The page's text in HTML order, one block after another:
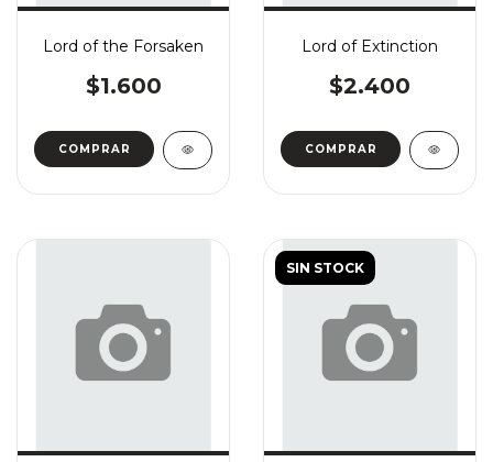
Lord of the Forsaken
$1.600
COMPRAR
Lord of Extinction
$2.400
COMPRAR
SIN STOCK